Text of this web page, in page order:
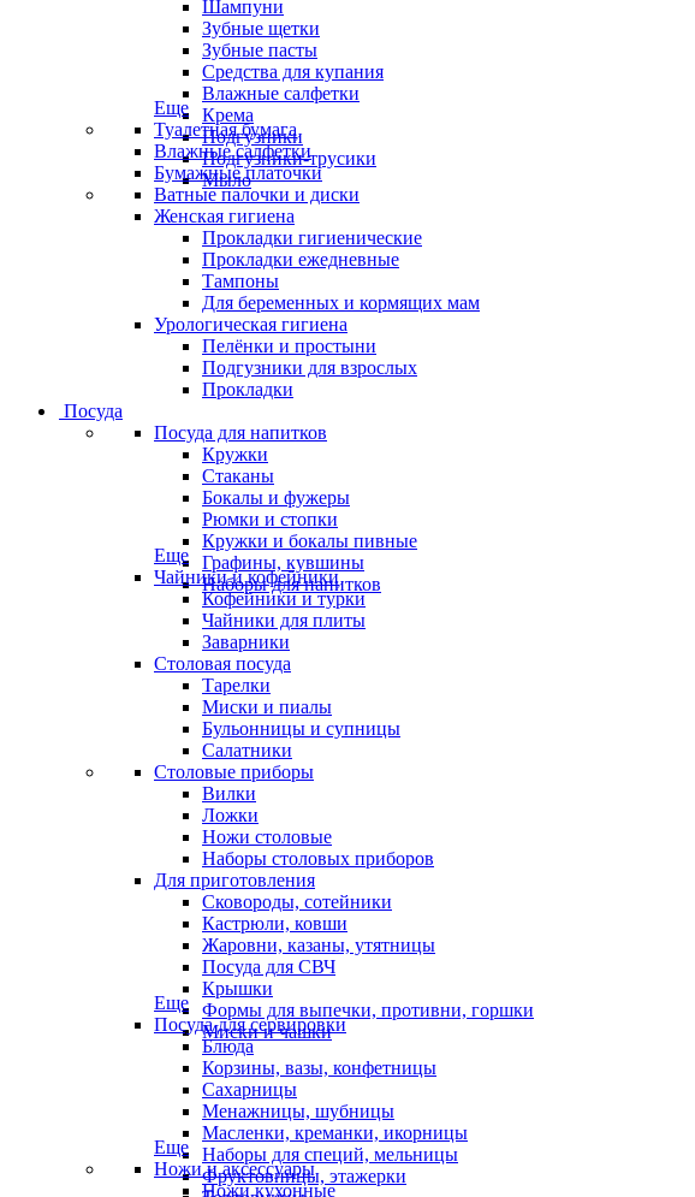
Шампуни
Зубные щетки
Зубные пасты
Средства для купания
Влажные салфетки
Крема
Подгузники
Подгузники-трусики
Мыло
Еще
Туалетная бумага
Влажные салфетки
Бумажные платочки
Ватные палочки и диски
Женская гигиена
Прокладки гигиенические
Прокладки ежедневные
Тампоны
Для беременных и кормящих мам
Урологическая гигиена
Пелёнки и простыни
Подгузники для взрослых
Прокладки
Посуда
Посуда для напитков
Кружки
Стаканы
Бокалы и фужеры
Рюмки и стопки
Кружки и бокалы пивные
Графины, кувшины
Наборы для напитков
Еще
Чайники и кофейники
Кофейники и турки
Чайники для плиты
Заварники
Столовая посуда
Тарелки
Миски и пиалы
Бульонницы и супницы
Салатники
Столовые приборы
Вилки
Ложки
Ножи столовые
Наборы столовых приборов
Для приготовления
Сковороды, сотейники
Кастрюли, ковши
Жаровни, казаны, утятницы
Посуда для СВЧ
Крышки
Формы для выпечки, противни, горшки
Миски и чашки
Еще
Посуда для сервировки
Блюда
Корзины, вазы, конфетницы
Сахарницы
Менажницы, шубницы
Масленки, креманки, икорницы
Наборы для специй, мельницы
Фруктовницы, этажерки
Еще
Ножи и аксессуары
Ножи кухонные